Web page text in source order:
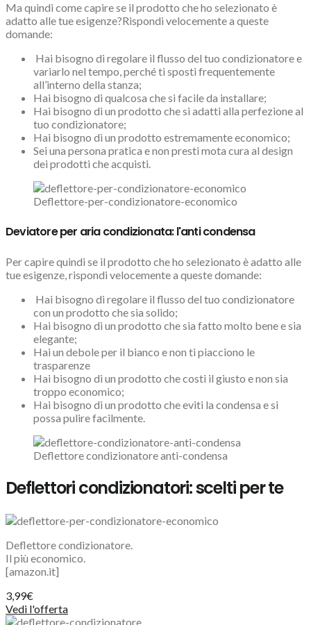
Ma quindi come capire se il prodotto che ho selezionato è
adatto alle tue esigenze?Rispondi velocemente a queste
domande:
Hai bisogno di regolare il flusso del tuo condizionatore e
variarlo nel tempo, perché ti sposti frequentemente
all’interno della stanza;
Hai bisogno di qualcosa che si facile da installare;
Hai bisogno di un prodotto che si adatti alla perfezione al
tuo condizionatore;
Hai bisogno di un prodotto estremamente economico;
Sei una persona pratica e non presti mota cura al design
dei prodotti che acquisti.
Deflettore-per-condizionatore-economico
Deviatore per aria condizionata: l'anti condensa
Per capire quindi se il prodotto che ho selezionato è adatto alle
tue esigenze, rispondi velocemente a queste domande:
Hai bisogno di regolare il flusso del tuo condizionatore
con un prodotto che sia solido;
Hai bisogno di un prodotto che sia fatto molto bene e sia
elegante;
Hai un debole per il bianco e non ti piacciono le
trasparenze
Hai bisogno di un prodotto che costi il giusto e non sia
troppo economico;
Hai bisogno di un prodotto che eviti la condensa e si
possa pulire facilmente.
Deflettore condizionatore anti-condensa
Deflettori condizionatori: scelti per te
Deflettore condizionatore.
Il più economico.
[amazon.it]
3,99€
Vedi l'offerta